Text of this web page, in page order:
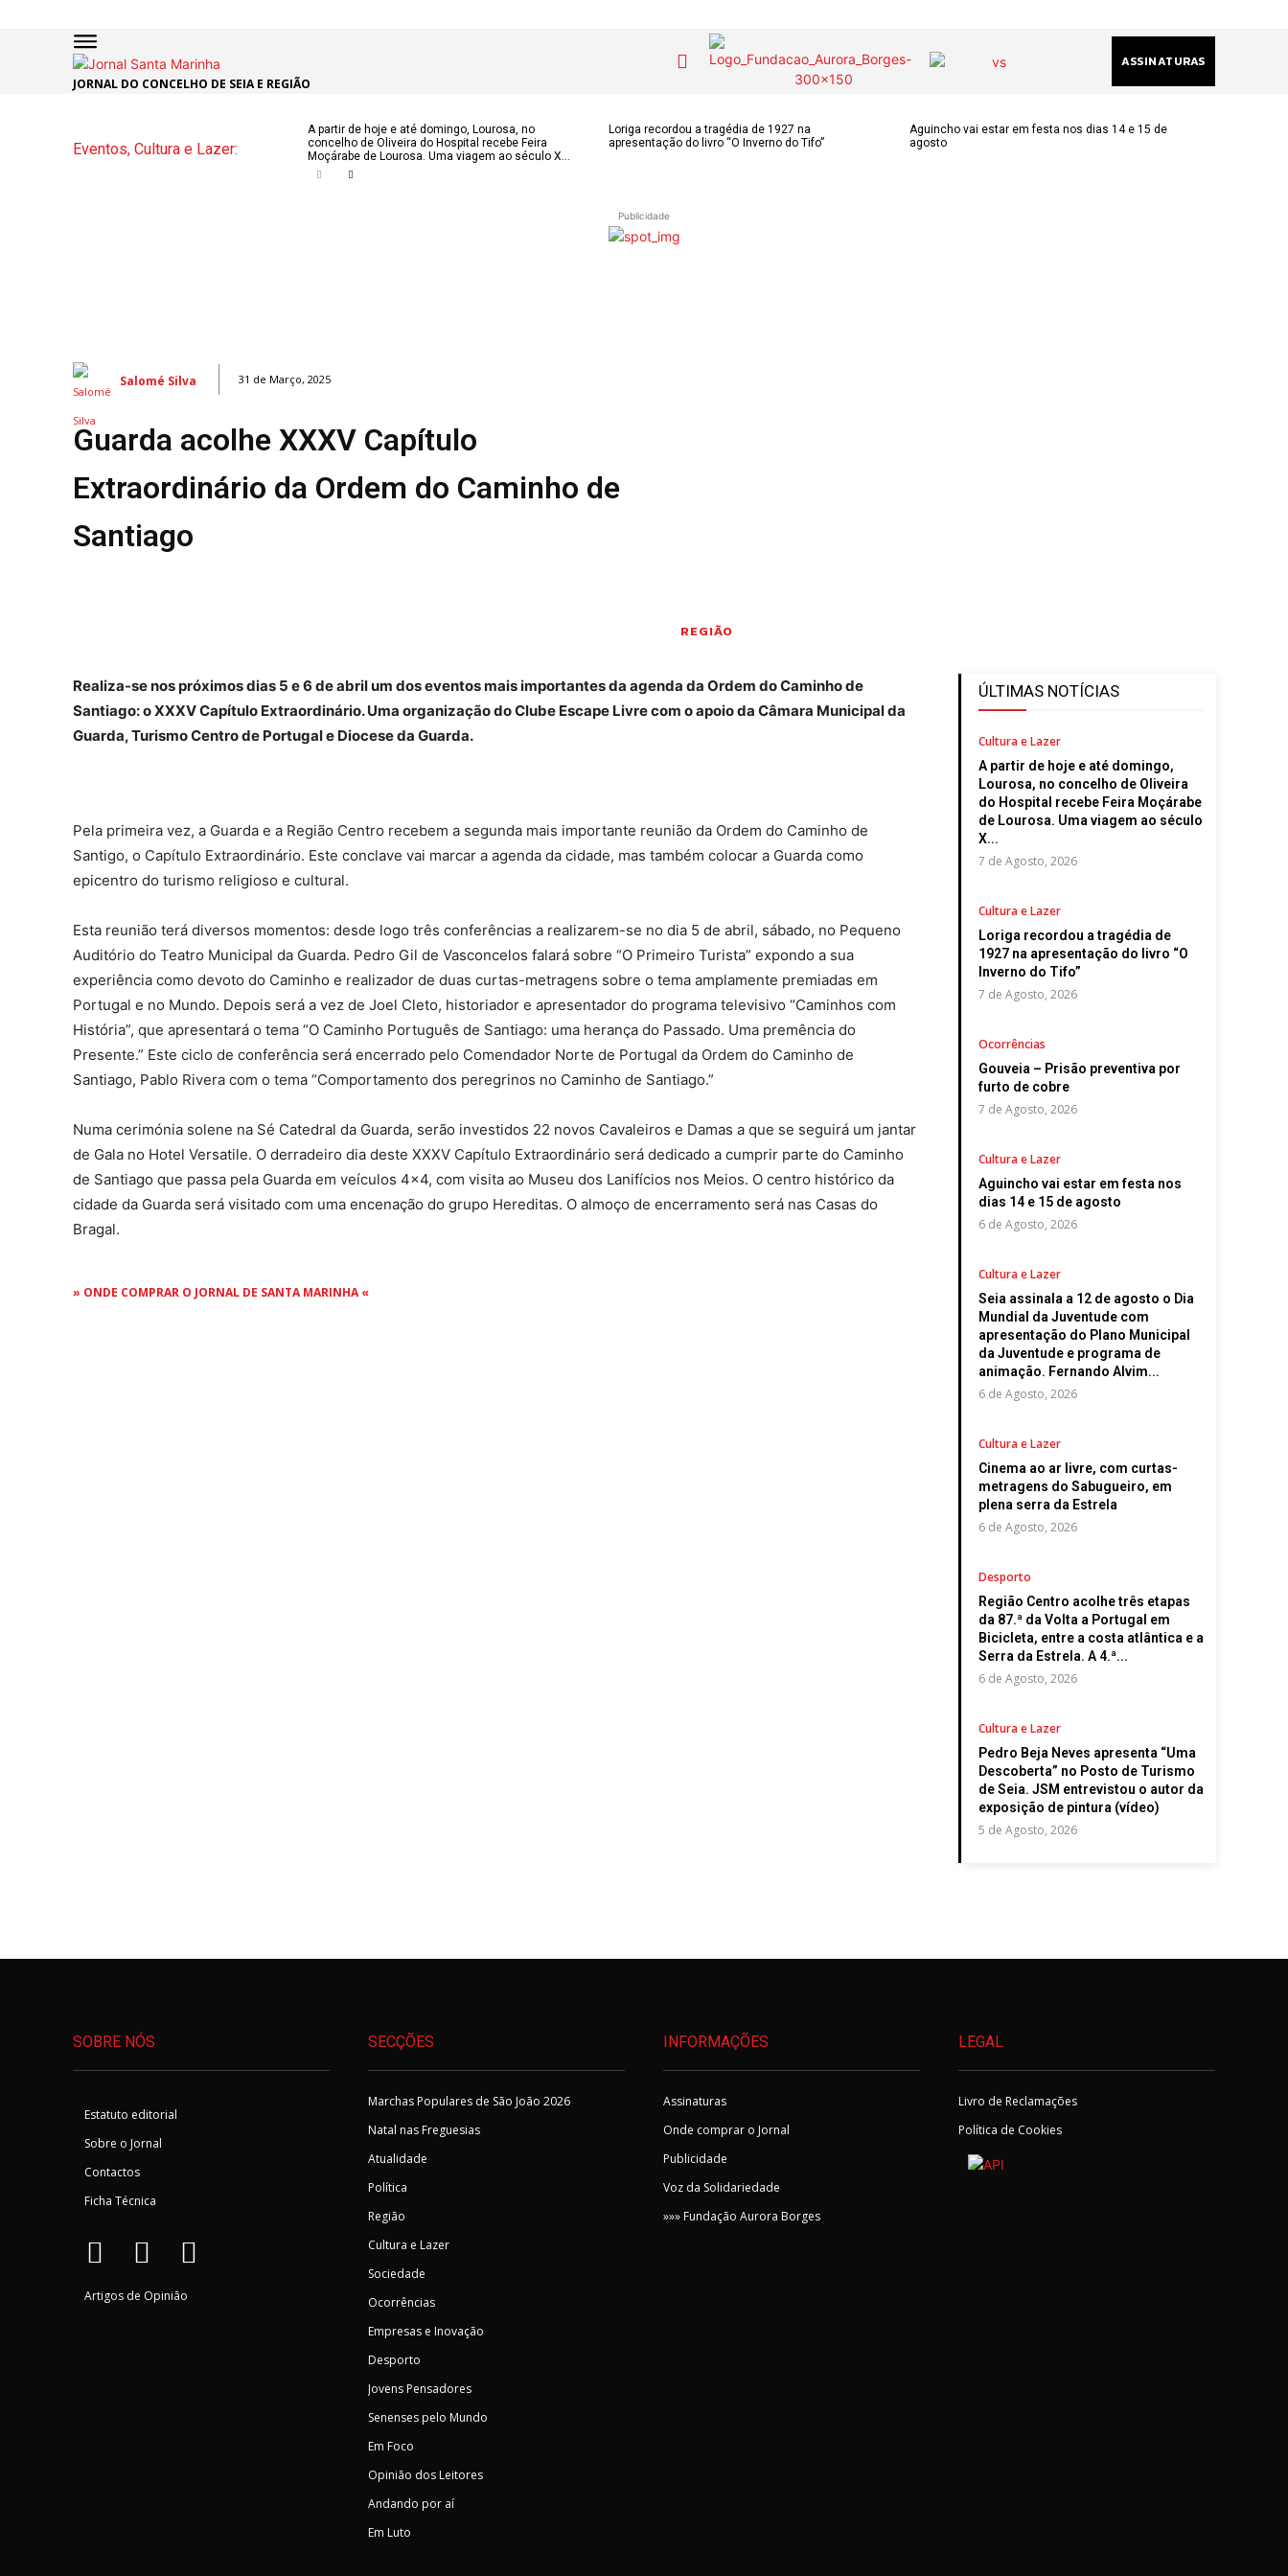
ÚLTIMAS
NOTÍCIAS
POLÍTICA
REGIÃO
CULTURA E LAZER
EM FOCO
OPINIÃO DOS LEITORES
COLUNISTAS do
Assinaturas
AUTÁRQUICAS 2025
Contactos
Estatuto editorial Sobre o Jornal Contactos Ficha Técnica
JORNAL DO CONCELHO DE SEIA E REGIÃO
ASSINATURAS
Eventos, Cultura e Lazer:
A partir de hoje e até domingo, Lourosa, no
concelho de Oliveira do Hospital recebe Feira
Moçárabe de Lourosa. Uma viagem ao século X...
Loriga recordou a tragédia de 1927 na
apresentação do livro “O Inverno do Tifo”
Aguincho vai estar em festa nos dias 14 e 15 de
agosto
Publicidade
Salomé Silva 31 de Março, 2025
Guarda acolhe XXXV Capítulo
Extraordinário da Ordem do Caminho de
Santiago
REGIÃO
Realiza-se nos próximos dias 5 e 6 de abril um dos eventos mais importantes da agenda da Ordem do Caminho de
Santiago: o XXXV Capítulo Extraordinário. Uma organização do Clube Escape Livre com o apoio da Câmara Municipal da
Guarda, Turismo Centro de Portugal e Diocese da Guarda.
Pela primeira vez, a Guarda e a Região Centro recebem a segunda mais importante reunião da Ordem do Caminho de
Santigo, o Capítulo Extraordinário. Este conclave vai marcar a agenda da cidade, mas também colocar a Guarda como
epicentro do turismo religioso e cultural.
Esta reunião terá diversos momentos: desde logo três conferências a realizarem-se no dia 5 de abril, sábado, no Pequeno
Auditório do Teatro Municipal da Guarda. Pedro Gil de Vasconcelos falará sobre “O Primeiro Turista” expondo a sua
experiência como devoto do Caminho e realizador de duas curtas-metragens sobre o tema amplamente premiadas em
Portugal e no Mundo. Depois será a vez de Joel Cleto, historiador e apresentador do programa televisivo “Caminhos com
História”, que apresentará o tema “O Caminho Português de Santiago: uma herança do Passado. Uma premência do
Presente.” Este ciclo de conferência será encerrado pelo Comendador Norte de Portugal da Ordem do Caminho de
Santiago, Pablo Rivera com o tema “Comportamento dos peregrinos no Caminho de Santiago.”
Numa cerimónia solene na Sé Catedral da Guarda, serão investidos 22 novos Cavaleiros e Damas a que se seguirá um jantar
de Gala no Hotel Versatile. O derradeiro dia deste XXXV Capítulo Extraordinário será dedicado a cumprir parte do Caminho
de Santiago que passa pela Guarda em veículos 4×4, com visita ao Museu dos Lanifícios nos Meios. O centro histórico da
cidade da Guarda será visitado com uma encenação do grupo Hereditas. O almoço de encerramento será nas Casas do
Bragal.
» ONDE COMPRAR O JORNAL DE SANTA MARINHA «
ÚLTIMAS NOTÍCIAS
Cultura e Lazer
A partir de hoje e até domingo,
Lourosa, no concelho de Oliveira
do Hospital recebe Feira Moçárabe
de Lourosa. Uma viagem ao século
X...
7 de Agosto, 2026
Cultura e Lazer
Loriga recordou a tragédia de
1927 na apresentação do livro “O
Inverno do Tifo”
7 de Agosto, 2026
Ocorrências
Gouveia – Prisão preventiva por
furto de cobre
7 de Agosto, 2026
Cultura e Lazer
Aguincho vai estar em festa nos
dias 14 e 15 de agosto
6 de Agosto, 2026
Cultura e Lazer
Seia assinala a 12 de agosto o Dia
Mundial da Juventude com
apresentação do Plano Municipal
da Juventude e programa de
animação. Fernando Alvim...
6 de Agosto, 2026
Cultura e Lazer
Cinema ao ar livre, com curtas-
metragens do Sabugueiro, em
plena serra da Estrela
6 de Agosto, 2026
Desporto
Região Centro acolhe três etapas
da 87.ª da Volta a Portugal em
Bicicleta, entre a costa atlântica e a
Serra da Estrela. A 4.ª...
6 de Agosto, 2026
Cultura e Lazer
Pedro Beja Neves apresenta “Uma
Descoberta” no Posto de Turismo
de Seia. JSM entrevistou o autor da
exposição de pintura (vídeo)
5 de Agosto, 2026
SOBRE NÓS
Estatuto editorial
Sobre o Jornal
Contactos
Ficha Técnica
Artigos de Opinião
SECÇÕES
Marchas Populares de São João 2026
Natal nas Freguesias
Atualidade
Política
Região
Cultura e Lazer
Sociedade
Ocorrências
Empresas e Inovação
Desporto
Jovens Pensadores
Senenses pelo Mundo
Em Foco
Opinião dos Leitores
Andando por aí
Em Luto
INFORMAÇÕES
Assinaturas
Onde comprar o Jornal
Publicidade
Voz da Solidariedade
»»» Fundação Aurora Borges
LEGAL
Livro de Reclamações
Política de Cookies